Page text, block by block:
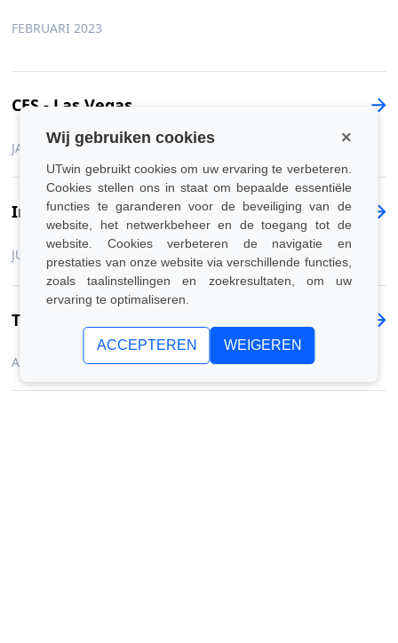
Wij gebruiken cookies ×
UTwin gebruikt cookies om uw ervaring te verbeteren.
Cookies stellen ons in staat om bepaalde essentiële
functies te garanderen voor de beveiliging van de
website, het netwerkbeheer en de toegang tot de
website. Cookies verbeteren de navigatie en
prestaties van onze website via verschillende functies,
zoals taalinstellingen en zoekresultaten, om uw
ervaring te optimaliseren.
ACCEPTEREN WEIGEREN
FEBRUARI 2023
CES - Las Vegas
JANUARI 2023
Intesa esg-klimaat
JULI 2022
Techsterren
APRIL 2022